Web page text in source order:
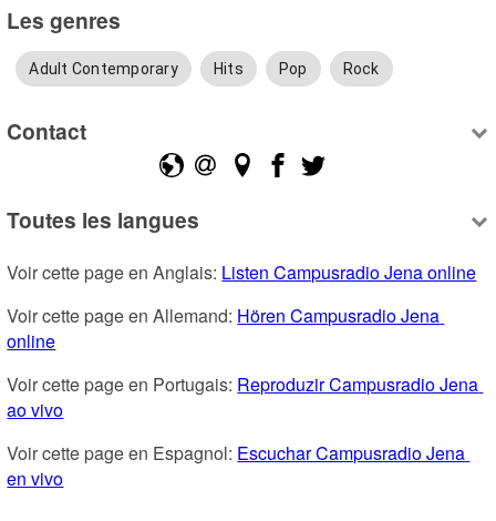
Les genres
Adult Contemporary Hits Pop Rock
Contact
Toutes les langues
Voir cette page en Anglais: Listen Campusradio Jena online
Voir cette page en Allemand: Hören Campusradio Jena
online
Voir cette page en Portugais: Reproduzir Campusradio Jena
ao vivo
Voir cette page en Espagnol: Escuchar Campusradio Jena
en vivo